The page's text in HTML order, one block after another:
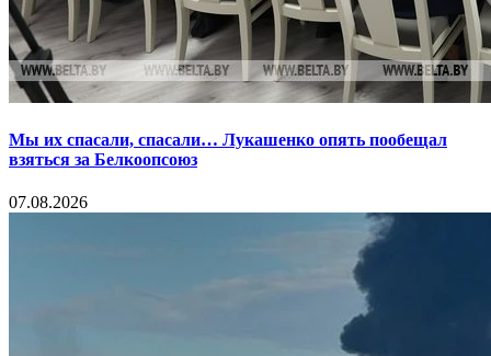
Мы их спасали, спасали… Лукашенко опять пообещал
взяться за Белкоопсоюз
07.08.2026